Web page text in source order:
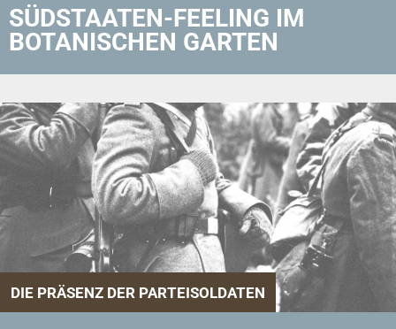
SÜDSTAATEN-FEELING IM
BOTANISCHEN GARTEN
DIE PRÄSENZ DER PARTEISOLDATEN